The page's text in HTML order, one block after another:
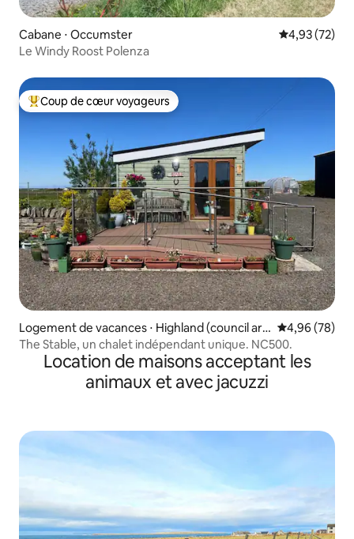
Cabane ⋅ Occumster Évaluation
4,93 (72)
Le Windy Roost Polenza
Coups de cœur voyageurs les plus appréciés
Coup de cœur voyageurs
Logement de vacances ⋅ Highland (council are
a)
Évaluation
4,96 (78)
The Stable, un chalet indépendant unique. NC500.
Location de maisons acceptant les
animaux et avec jacuzzi